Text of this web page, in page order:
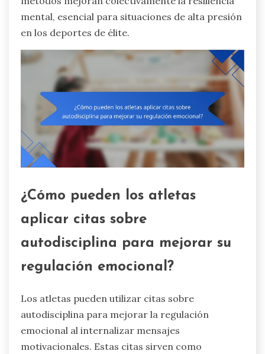
mental, esencial para situaciones de alta presión
en los deportes de élite.
¿Cómo pueden los atletas
aplicar citas sobre
autodisciplina para mejorar su
regulación emocional?
Los atletas pueden utilizar citas sobre
autodisciplina para mejorar la regulación
emocional al internalizar mensajes
motivacionales. Estas citas sirven como